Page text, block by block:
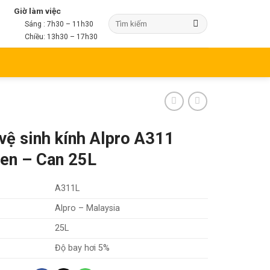
Giờ làm việc
Sáng : 7h30 – 11h30
Chiều: 13h30 – 17h30
sinh kính Alpro A311
– Can 25L
A311L
Alpro – Malaysia
25L
Độ bay hơi 5%